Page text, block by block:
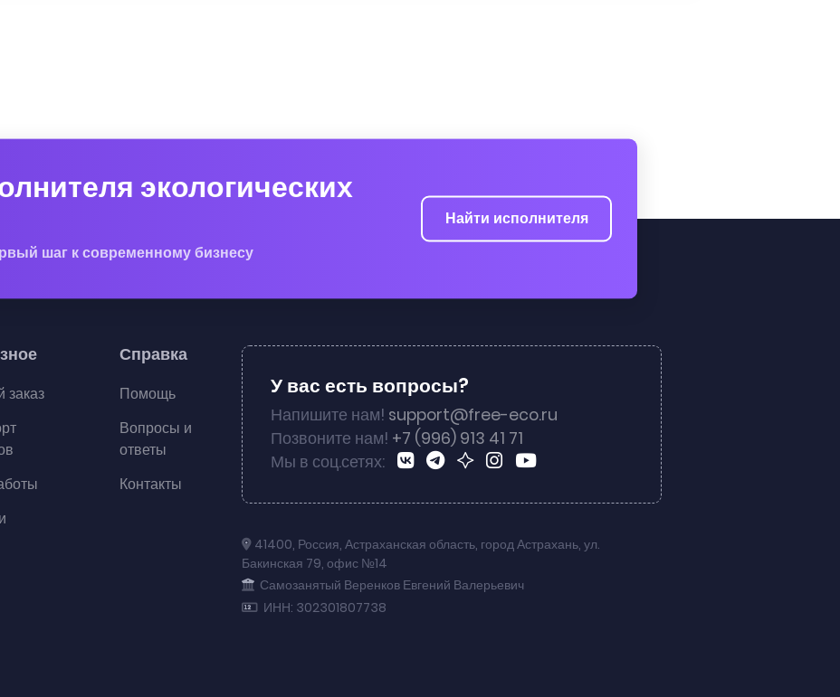
экологических
шаг к современному бизнесу
Найти исполнителя
заказ
Справка
Помощь
Вопросы и
ответы
Контакты
У вас есть вопросы?
Напишите нам! support@free-eco.ru
Позвоните нам! +7 (996) 913 41 71
Мы в соц.сетях:
41400, Россия, Астраханская область, город Астрахань, ул.
Бакинская 79, офис №14
Самозанятый Веренков Евгений Валерьевич
ИНН: 302301807738